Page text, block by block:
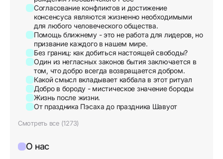
Согласование конфликтов и достижение
консенсуса являются жизненно необходимыми
для любого человеческого общества.
Помощь ближнему - это не работа для лидеров, но
призвание каждого в нашем мире.
Без границ: как добиться настоящей свободы?
Один из негласных законов бытия заключается в
том, что добро всегда возвращается добром.
Какой смысл вкладывает каббала в этот ритуал
Добро в бороду - мистическое значение бороды
Жизнь после жизни.
От праздника Пэсаха до праздника Шавуот
Смотреть все (1273)
О нас